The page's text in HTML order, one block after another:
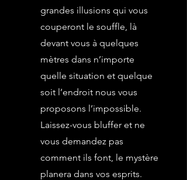
grandes illusions qui vous
couperont le souffle, là
devant vous à quelques
mètres dans n’importe
quelle situation et quelque
soit l’endroit nous vous
proposons l’impossible.
Laissez-vous bluffer et ne
vous demandez pas
comment ils font, le mystère
planera dans vos esprits.